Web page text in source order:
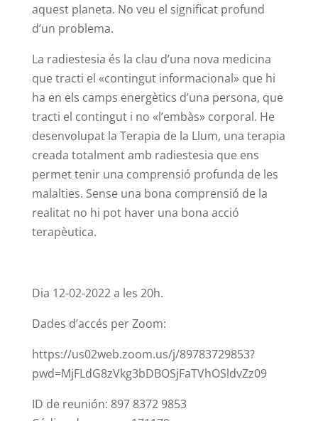
aquest planeta. No veu el significat profund
d’un problema.
La radiestesia és la clau d’una nova medicina
que tracti el «contingut informacional» que hi
ha en els camps energètics d’una persona, que
tracti el contingut i no «l’embàs» corporal. He
desenvolupat la Terapia de la Llum, una terapia
creada totalment amb radiestesia que ens
permet tenir una comprensió profunda de les
malalties. Sense una bona comprensió de la
realitat no hi pot haver una bona acció
terapèutica.
Dia 12-02-2022 a les 20h.
Dades d’accés per Zoom:
https://us02web.zoom.us/j/89783729853?
pwd=MjFLdG8zVkg3bDBOSjFaTVhOSldvZz09
ID de reunión: 897 8372 9853